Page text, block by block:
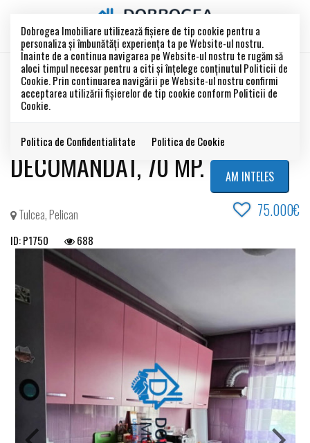
Dobrogea Imobiliare utilizează fişiere de tip cookie pentru a
personaliza și îmbunătăți experiența ta pe Website-ul nostru.
Înainte de a continua navigarea pe Website-ul nostru te rugăm să
aloci timpul necesar pentru a citi și înțelege conținutul Politicii de
Cookie. Prin continuarea navigării pe Website-ul nostru confirmi
acceptarea utilizării fişierelor de tip cookie conform Politicii de
Cookie.
Politica de Confidentialitate Politica de Cookie
AM INTELES
Acest anunt este vandut !
APARTAMET 3 CAMERE
DECOMANDAT, 70 MP.
Tulcea, Pelican 75.000€
ID: P1750 688
VANDUT